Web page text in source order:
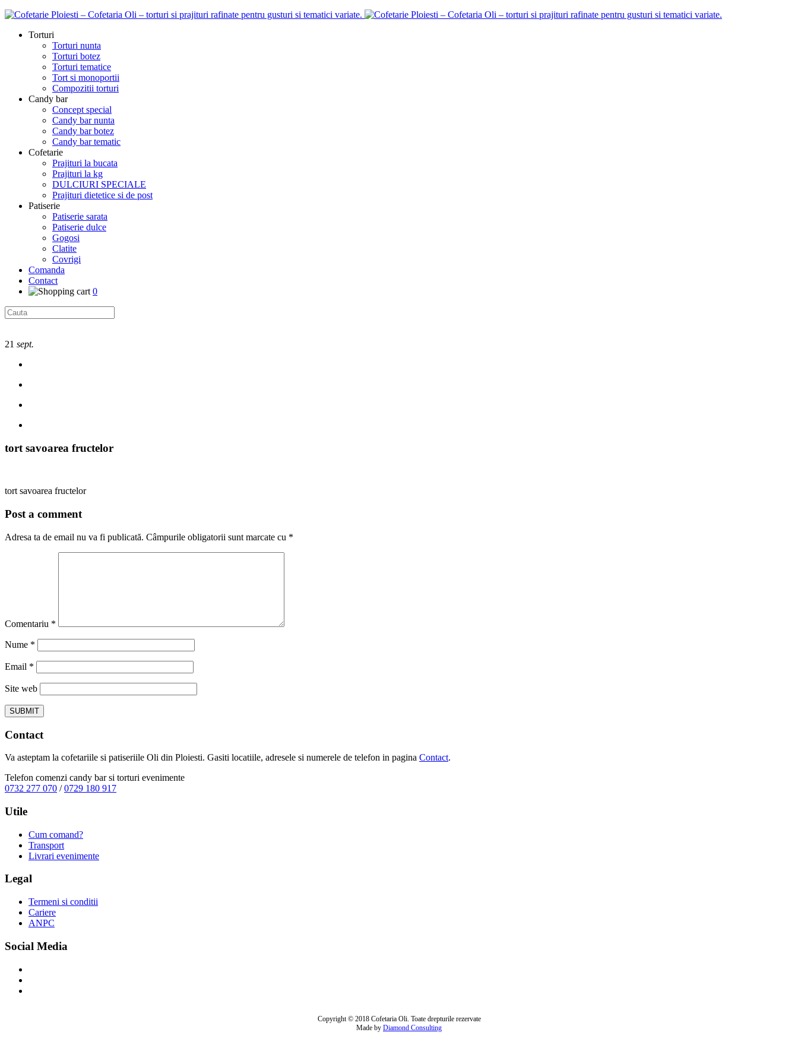
Torturi
Torturi nunta
Torturi botez
Torturi tematice
Tort si monoportii
Compozitii torturi
Candy bar
Concept special
Candy bar nunta
Candy bar botez
Candy bar tematic
Cofetarie
Prajituri la bucata
Prajituri la kg
DULCIURI SPECIALE
Prajituri dietetice si de post
Patiserie
Patiserie sarata
Patiserie dulce
Gogosi
Clatite
Covrigi
Comanda
Contact
0
21 sept.
tort savoarea fructelor
tort savoarea fructelor
Post a comment
Adresa ta de email nu va fi publicată. Câmpurile obligatorii sunt marcate cu *
Comentariu *
Nume *
Email *
Site web
Contact
Va asteptam la cofetariile si patiseriile Oli din Ploiesti. Gasiti locatiile, adresele si numerele de telefon in pagina Contact.
Telefon comenzi candy bar si torturi evenimente
0732 277 070 /0729 180 917
Utile
Cum comand?
Transport
Livrari evenimente
Legal
Termeni si conditii
Cariere
ANPC
Social Media
Copyright © 2018 Cofetaria Oli. Toate drepturile rezervate
Made by Diamond Consulting